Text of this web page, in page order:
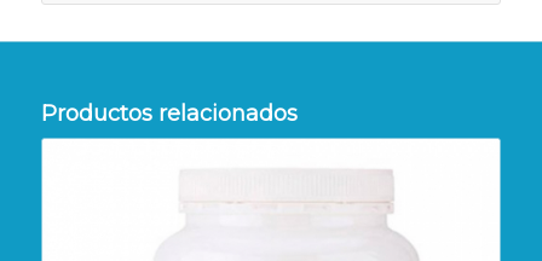
Productos relacionados